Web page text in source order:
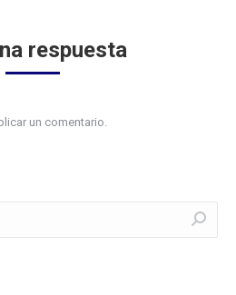
respuesta
un comentario.